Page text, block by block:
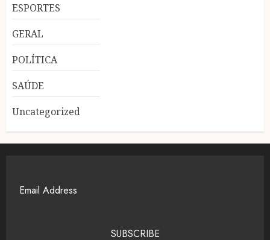
ESPORTES
GERAL
POLÍTICA
SAÚDE
Uncategorized
SUBSCRIBE